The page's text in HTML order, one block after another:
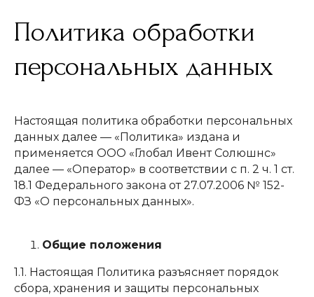
Политика обработки
персональных данных
Настоящая политика обработки персональных
данных далее — «Политика» издана и
применяется ООО «Глобал Ивент Солюшнс»
далее — «Оператор» в соответствии с п. 2 ч. 1 ст.
18.1 Федерального закона от 27.07.2006 № 152-
ФЗ «О персональных данных».
Общие положения
1.1. Настоящая Политика разъясняет порядок
сбора, хранения и защиты персональных